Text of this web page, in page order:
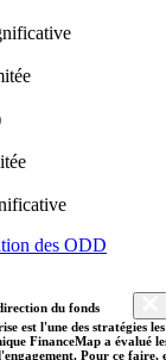
des ODD
du fonds
est l'une des stratégies
FinanceMap a évalué
Pour ce faire,